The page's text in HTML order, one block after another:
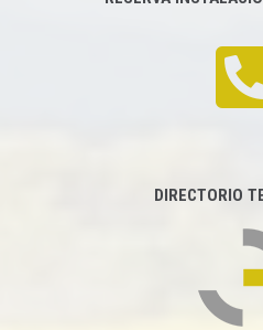
DIRECTORIO